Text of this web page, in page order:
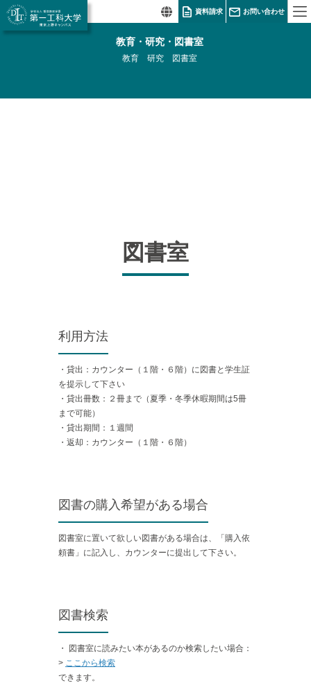
資料請求 お問い合わせ
教育・研究・図書室
教育 研究 図書室
図書室
利用方法
・貸出：カウンター（１階・６階）に図書と学生証
を提示して下さい
・貸出冊数：２冊まで（夏季・冬季休暇期間は5冊
まで可能）
・貸出期間：１週間
・返却：カウンター（１階・６階）
図書の購入希望がある場合
図書室に置いて欲しい図書がある場合は、「購入依
頼書」に記入し、カウンターに提出して下さい。
図書検索
・ 図書室に読みたい本があるのか検索したい場合：
> ここから検索
できます。